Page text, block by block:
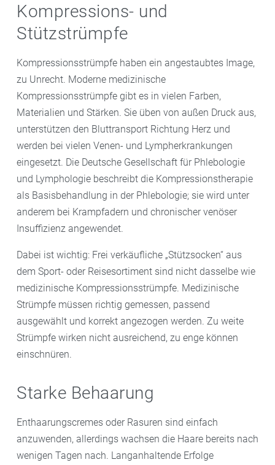
Kompressions- und
Stützstrümpfe
Kompressionsstrümpfe haben ein angestaubtes Image,
zu Unrecht. Moderne medizinische
Kompressionsstrümpfe gibt es in vielen Farben,
Materialien und Stärken. Sie üben von außen Druck aus,
unterstützen den Bluttransport Richtung Herz und
werden bei vielen Venen- und Lympherkrankungen
eingesetzt. Die Deutsche Gesellschaft für Phlebologie
und Lymphologie beschreibt die Kompressionstherapie
als Basisbehandlung in der Phlebologie; sie wird unter
anderem bei Krampfadern und chronischer venöser
Insuffizienz angewendet.
Dabei ist wichtig: Frei verkäufliche „Stützsocken“ aus
dem Sport- oder Reisesortiment sind nicht dasselbe wie
medizinische Kompressionsstrümpfe. Medizinische
Strümpfe müssen richtig gemessen, passend
ausgewählt und korrekt angezogen werden. Zu weite
Strümpfe wirken nicht ausreichend, zu enge können
einschnüren.
Starke Behaarung
Enthaarungscremes oder Rasuren sind einfach
anzuwenden, allerdings wachsen die Haare bereits nach
wenigen Tagen nach. Langanhaltende Erfolge